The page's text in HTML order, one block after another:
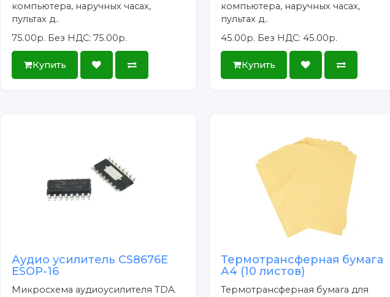
компьютера, наручных часах,
пультах д..
75.00р. Без НДС: 75.00р.
Купить
компьютера, наручных часах,
пультах д..
45.00р. Без НДС: 45.00р.
Купить
Аудио усилитель CS8676E
ESOP-16
Микросхема аудиоусилителя TDA.
Термотрансферная бумага
А4 (10 листов)
Термотрансферная бумага для